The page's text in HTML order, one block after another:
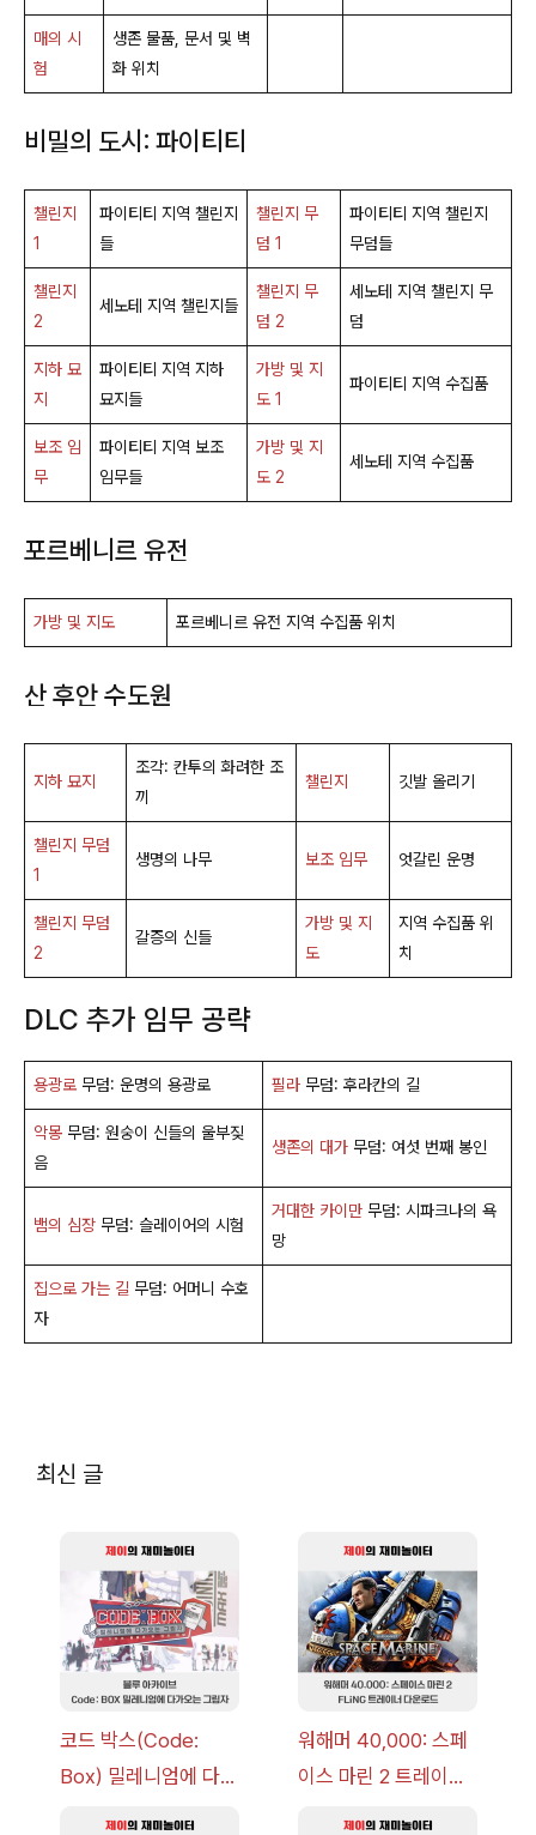
매의 시
험
생존 물품, 문서 및 벽
화 위치
비밀의 도시: 파이티티
챌린지
1
파이티티 지역 챌린지
들
챌린지 무
덤 1
파이티티 지역 챌린지
무덤들
챌린지
2
세노테 지역 챌린지들
챌린지 무
덤 2
세노테 지역 챌린지 무
덤
지하 묘
지
파이티티 지역 지하
묘지들
가방 및 지
도 1
파이티티 지역 수집품
보조 임
무
파이티티 지역 보조
임무들
가방 및 지
도 2
세노테 지역 수집품
포르베니르 유전
가방 및 지도 포르베니르 유전 지역 수집품 위치
산 후안 수도원
지하 묘지
조각: 칸투의 화려한 조
끼
챌린지 깃발 올리기
챌린지 무덤
1
생명의 나무 보조 임무 엇갈린 운명
챌린지 무덤
2
갈증의 신들
가방 및 지
도
지역 수집품 위
치
DLC 추가 임무 공략
용광로 무덤: 운명의 용광로 필라 무덤: 후라칸의 길
악몽 무덤: 원숭이 신들의 울부짖
음
생존의 대가 무덤: 여섯 번째 봉인
뱀의 심장 무덤: 슬레이어의 시험
거대한 카이만 무덤: 시파크나의 욕
망
집으로 가는 길 무덤: 어머니 수호
자
최신 글
코드 박스(Code:
Box) 밀레니엄에 다가
워해머 40,000: 스페
이스 마린 2 트레이너